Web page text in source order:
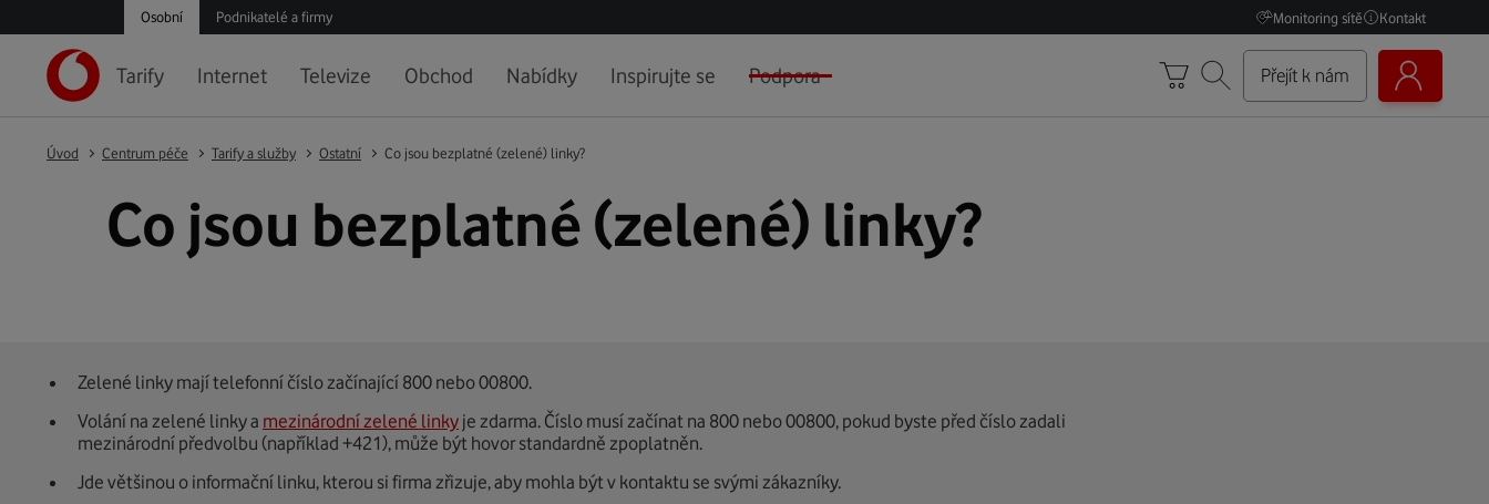
Osobní Podnikatelé a firmy Monitoring sítě Kontakt
Tarify Internet Televize Obchod Nabídky Inspirujte se Podpora Přejít k nám
Úvod Centrum péče Tarify a služby Ostatní Co jsou bezplatné (zelené) linky?
Co jsou bezplatné (zelené) linky?
Zelené linky mají telefonní číslo začínající 800 nebo 00800.
Volání na zelené linky a mezinárodní zelené linky je zdarma. Číslo musí začínat na 800 nebo 00800, pokud byste před číslo zadali
mezinárodní předvolbu (například +421), může být hovor standardně zpoplatněn.
Jde většinou o informační linku, kterou si firma zřizuje, aby mohla být v kontaktu se svými zákazníky.